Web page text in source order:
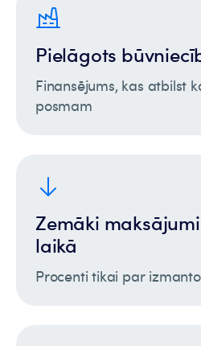
Pielāgots
Finansējums, kas atbilst
posmam
Zemāki
laikā
Procenti tikai par